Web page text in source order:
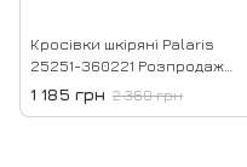
Кросівки шкіряні Palaris
25251-360221 Розпродаж
39р
1 185 грн 2 369 грн